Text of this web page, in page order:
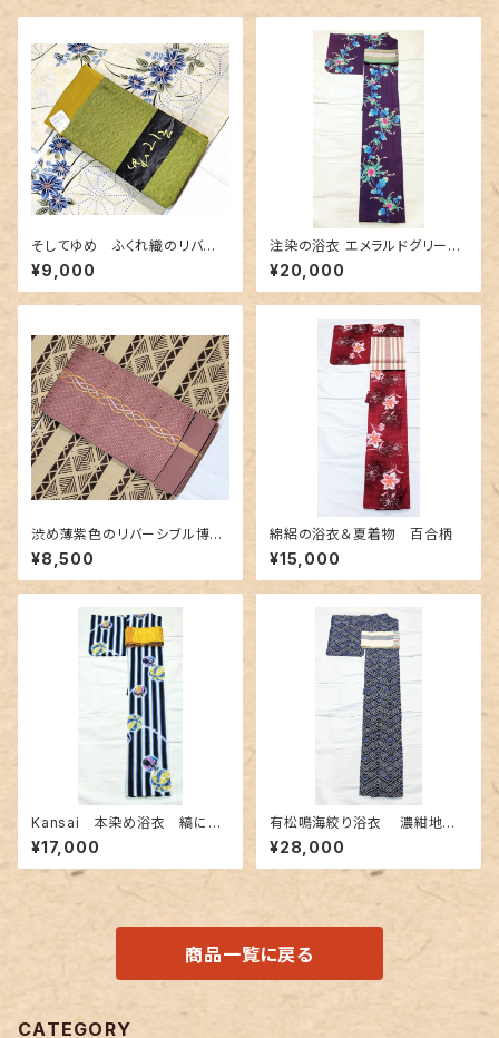
そしてゆめ ふくれ織のリバー
シブル半幅帯 抹茶色×金茶色
¥9,000
注染の浴衣 エメラルドグリーン
の乱菊柄
¥20,000
渋め薄紫色のリバーシブル博多
織り半幅帯
¥8,500
綿絽の浴衣＆夏着物 百合柄
¥15,000
Kansai 本染め浴衣 縞に紙
風船柄
¥17,000
有松鳴海絞り浴衣 濃紺地に
青海波柄
¥28,000
商品一覧に戻る
CATEGORY